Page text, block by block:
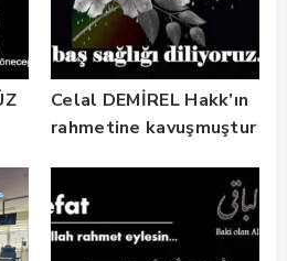
Celal DEMİREL Hakk’ın
rahmetine kavuşmuştur